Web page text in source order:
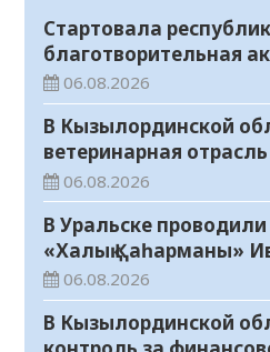
Стартовала
благотворительная
школу»
06.08.2026
В Кызылординской
ветеринарная отрасль
06.08.2026
В Уральске
«Халық Қаһарманы»
Гапича
06.08.2026
В Кызылординской